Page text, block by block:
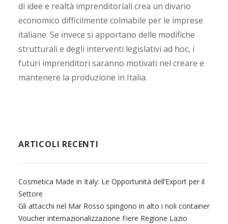
di idee e realtà imprenditoriali crea un divario
economico difficilmente colmabile per le imprese
italiane. Se invece si apportano delle modifiche
strutturali e degli interventi legislativi ad hoc, i
futuri imprenditori saranno motivati nel creare e
mantenere la produzione in Italia.
ARTICOLI RECENTI
Cosmetica Made in Italy: Le Opportunità dell’Export per il
Settore
Gli attacchi nel Mar Rosso spingono in alto i noli container
Voucher internazionalizzazione Fiere Regione Lazio